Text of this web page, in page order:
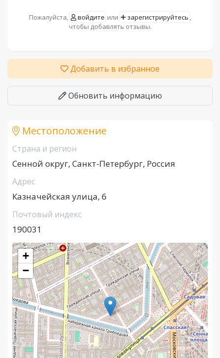
Пожалуйста, войдите или зарегистрируйтесь ,
чтобы добавлять отзывы.
Добавить в избранное
Обновить информацию
Местоположение
Страна и регион
Сенной округ, Санкт-Петербург, Россия
Адрес
Казначейская улица, 6
Почтовый индекс
190031
+
−